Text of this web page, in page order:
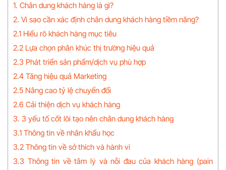
1. Chân dung khách hàng là gì?
2. Vì sao cần xác định chân dung khách hàng tiềm năng?
2.1 Hiểu rõ khách hàng mục tiêu
2.2 Lựa chọn phân khúc thị trường hiệu quả
2.3 Phát triển sản phẩm/dịch vụ phù hợp
2.4 Tăng hiệu quả Marketing
2.5 Nâng cao tỷ lệ chuyển đổi
2.6 Cải thiện dịch vụ khách hàng
3. 3 yếu tố cốt lõi tạo nên chân dung khách hàng
3.1 Thông tin về nhân khẩu học
3.2 Thông tin về sở thích và hành vi
3.3 Thông tin về tâm lý và nỗi đau của khách hàng (pain